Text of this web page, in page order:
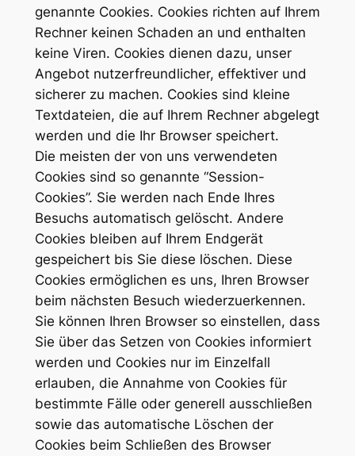
genannte Cookies. Cookies richten auf Ihrem
Rechner keinen Schaden an und enthalten
keine Viren. Cookies dienen dazu, unser
Angebot nutzerfreundlicher, effektiver und
sicherer zu machen. Cookies sind kleine
Textdateien, die auf Ihrem Rechner abgelegt
werden und die Ihr Browser speichert.
Die meisten der von uns verwendeten
Cookies sind so genannte “Session-
Cookies”. Sie werden nach Ende Ihres
Besuchs automatisch gelöscht. Andere
Cookies bleiben auf Ihrem Endgerät
gespeichert bis Sie diese löschen. Diese
Cookies ermöglichen es uns, Ihren Browser
beim nächsten Besuch wiederzuerkennen.
Sie können Ihren Browser so einstellen, dass
Sie über das Setzen von Cookies informiert
werden und Cookies nur im Einzelfall
erlauben, die Annahme von Cookies für
bestimmte Fälle oder generell ausschließen
sowie das automatische Löschen der
Cookies beim Schließen des Browser